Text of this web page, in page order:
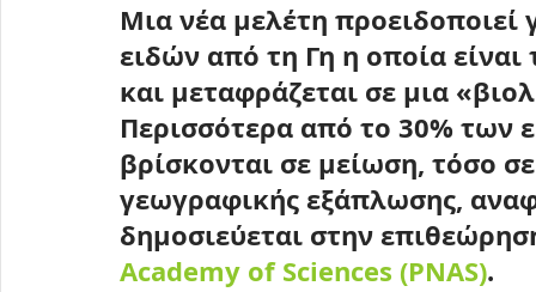
Μια νέα μελέτη προειδοποιεί
ειδών από τη Γη η οποία
και μεταφράζεται σε μια
Περισσότερα από το 30%
βρίσκονται σε μείωση, τόσο
γεωγραφικής εξάπλωσης,
δημοσιεύεται στην
Academy of Sciences (PNAS).